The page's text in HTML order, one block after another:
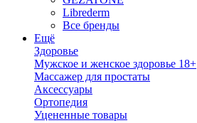
Librederm
Все бренды
Ещё
Здоровье
Мужское и женское здоровье 18+
Массажер для простаты
Аксессуары
Ортопедия
Уцененные товары